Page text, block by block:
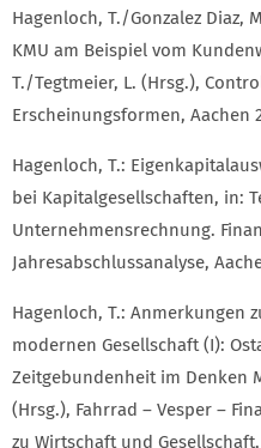
Hagenloch, T./Gonzalez
KMU am Beispiel vom
T./Tegtmeier, L. (Hrsg.),
Erscheinungsformen, Aachen
Hagenloch, T.:
bei Kapitalgesellschaften, in:
Unternehmensrechnung.
Jahresabschlussanalyse,
Hagenloch, T.: Anmerkungen
modernen Gesellschaft (I):
Zeitgebundenheit im Denken
(Hrsg.), Fahrrad – Vesper –
zu Wirtschaft und Gesellschaft,